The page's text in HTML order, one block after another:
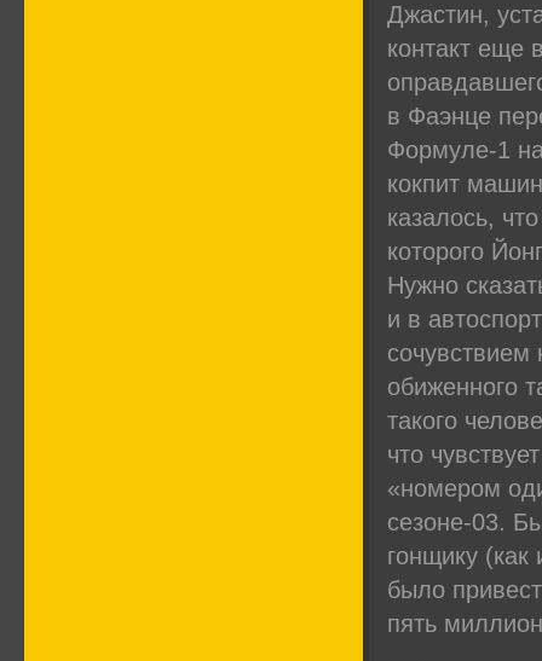
Джастин,
контакт еще
в Фаэнце
Формуле-1
кокпит
казалось,
которого
Нужно
и в
сочувствием
обиженного
такого
что
«номером
сезоне-03.
гонщику (как
было
пять